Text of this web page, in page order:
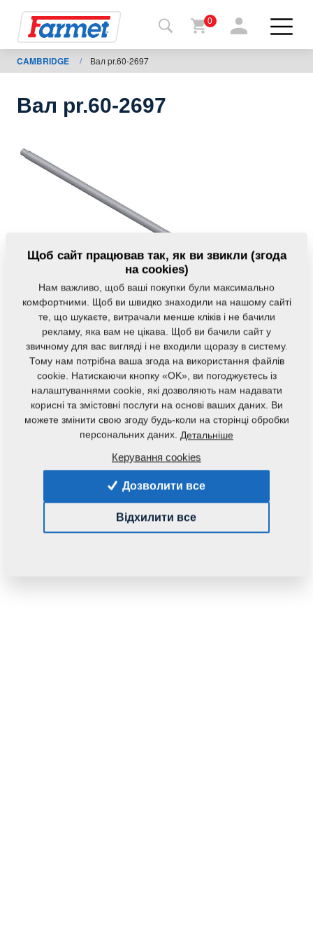
Назад
на
Магазин
Мої
0
CAMBRIDGE / Вал pr.60-2697
Вал pr.60-2697
Код продукту: 4002985
наступного обладнання:
59,0120 Кг
Щоб сайт працював так, як ви звикли (згода
на cookies)
Нам важливо, щоб ваші покупки були максимально
комфортними. Щоб ви швидко знаходили на нашому сайті
те, що шукаєте, витрачали менше кліків і не бачили
рекламу, яка вам не цікава. Щоб ви бачили сайт у
звичному для вас вигляді і не входили щоразу в систему.
Тому нам потрібна ваша згода на використання файлів
cookie. Натискаючи кнопку «OK», ви погоджуєтесь із
налаштуваннями cookie, які дозволяють нам надавати
корисні та змістовні послуги на основі ваших даних. Ви
можете змінити свою згоду будь-коли на сторінці обробки
персональних даних. Детальніше
Керування cookies
Дозволити все
Відхилити все